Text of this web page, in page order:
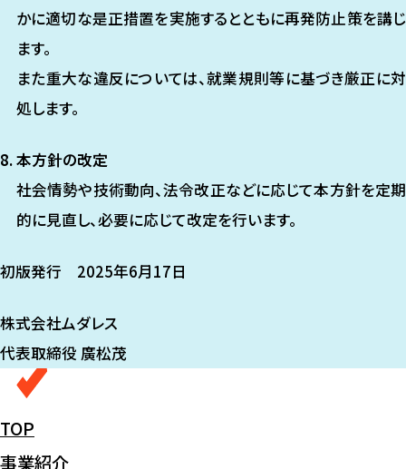
かに適切な是正措置を実施するとともに再発防止策を講じ
ます。
また重大な違反については、就業規則等に基づき厳正に対
処します。
本方針の改定
社会情勢や技術動向、法令改正などに応じて本方針を定期
的に見直し、必要に応じて改定を行います。
初版発行 2025年6月17日
株式会社ムダレス
代表取締役 廣松茂
TOP
事業紹介